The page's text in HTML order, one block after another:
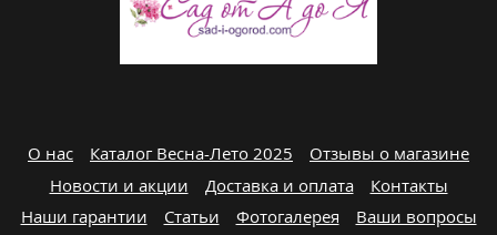
О нас Каталог Весна-Лето 2025
Отзывы о магазине
Новости и акции
Доставка и оплата
Контакты
Наши гарантии
Статьи Фотогалерея
Ваши вопросы